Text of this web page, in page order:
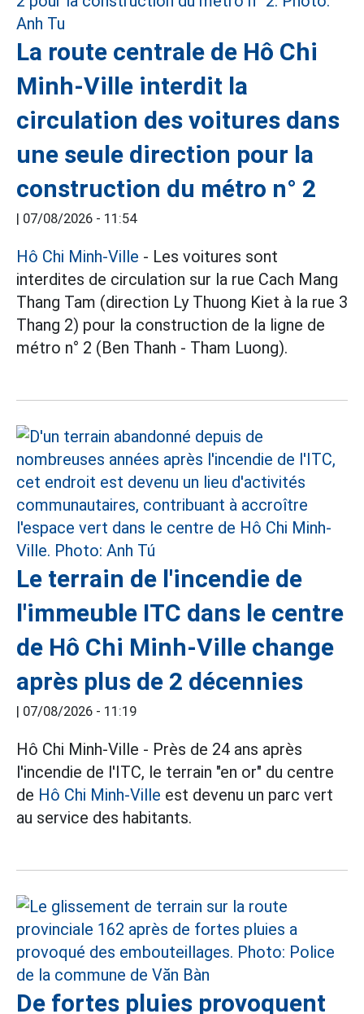
La route centrale de Hô Chi
Minh-Ville interdit la
circulation des voitures dans
une seule direction pour la
construction du métro n° 2
| 07/08/2026 - 11:54
Hô Chi Minh-Ville - Les voitures sont
interdites de circulation sur la rue Cach Mang
Thang Tam (direction Ly Thuong Kiet à la rue 3
Thang 2) pour la construction de la ligne de
métro n° 2 (Ben Thanh - Tham Luong).
Le terrain de l'incendie de
l'immeuble ITC dans le centre
de Hô Chi Minh-Ville change
après plus de 2 décennies
| 07/08/2026 - 11:19
Hô Chi Minh-Ville - Près de 24 ans après
l'incendie de l'ITC, le terrain "en or" du centre
de Hô Chi Minh-Ville est devenu un parc vert
au service des habitants.
De fortes pluies provoquent